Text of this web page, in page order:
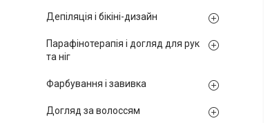
Депіляція і бікіні-дизайн
Парафінотерапія і догляд для рук
та ніг
Фарбування і завивка
Догляд за волоссям